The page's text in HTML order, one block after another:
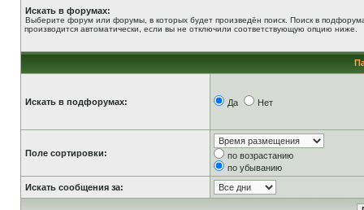
Искать в форумах:
Выберите форум или форумы, в которых будет произведён поиск. Поиск в
производится автоматически, если вы не отключили соответствующую опцию ниже.
Искать в подфорумах: Да Нет
Поле сортировки:
по возрастанию
по убыванию
Искать сообщения за: